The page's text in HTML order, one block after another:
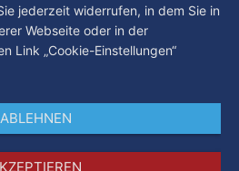
jederzeit widerrufen, in dem Sie in
Webseite oder in der
Link „Cookie-Einstellungen“
ABLEHNEN